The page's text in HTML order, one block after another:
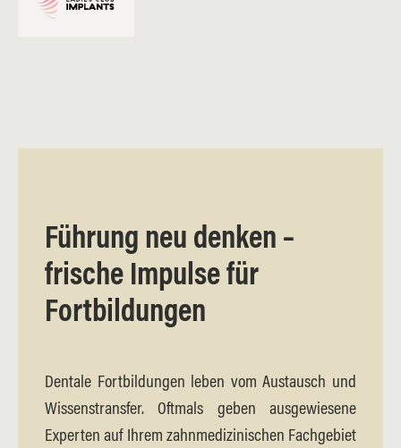
Führung neu denken –
frische Impulse für
Fortbildungen
Dentale Fortbildungen leben vom Austausch und
Wissenstransfer. Oftmals geben ausgewiesene
Experten auf Ihrem zahnmedizinischen Fachgebiet